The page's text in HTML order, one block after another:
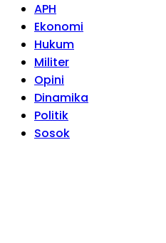
APH
Ekonomi
Hukum
Militer
Opini
Dinamika
Politik
Sosok